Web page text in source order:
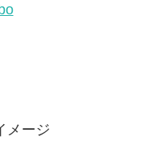
メージ